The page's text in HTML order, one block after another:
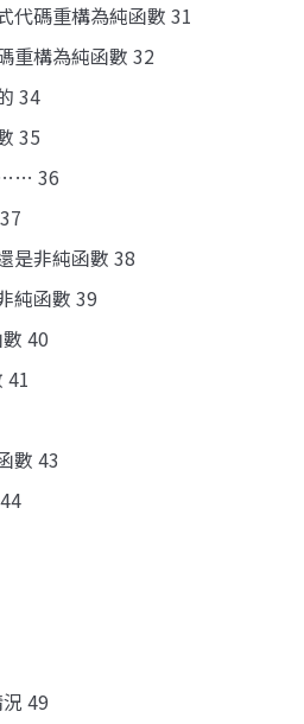
碼重構為純函數 31
重構為純函數 32
34
35
36
是非純函數 38
純函數 39
40
41
數 43
49